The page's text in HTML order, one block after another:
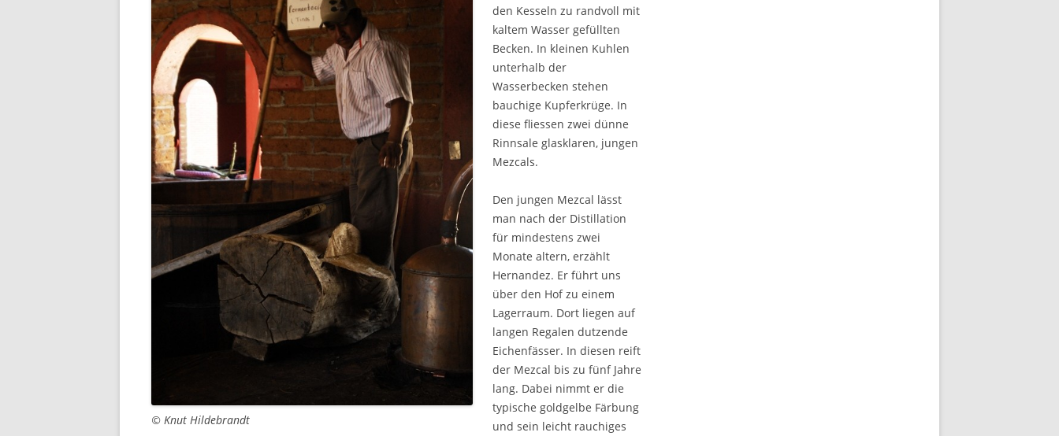
© Knut Hildebrandt
den Kesseln zu randvoll mit
kaltem Wasser gefüllten
Becken. In kleinen Kuhlen
unterhalb der
Wasserbecken stehen
bauchige Kupferkrüge. In
diese fliessen zwei dünne
Rinnsale glasklaren, jungen
Mezcals.
Den jungen Mezcal lässt
man nach der Distillation
für mindestens zwei
Monate altern, erzählt
Hernandez. Er führt uns
über den Hof zu einem
Lagerraum. Dort liegen auf
langen Regalen dutzende
Eichenfässer. In diesen reift
der Mezcal bis zu fünf Jahre
lang. Dabei nimmt er die
typische goldgelbe Färbung
und sein leicht rauchiges